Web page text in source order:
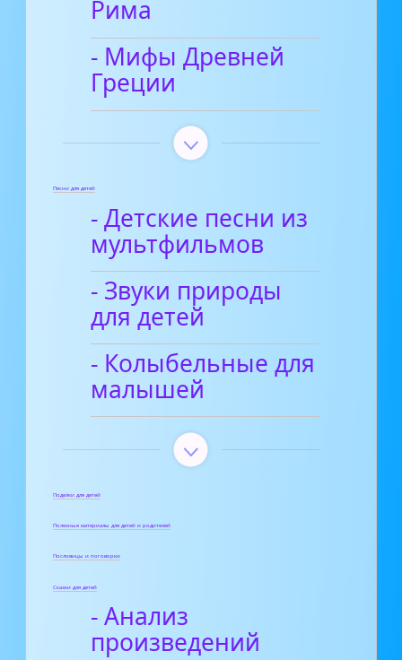
Рима
- Мифы Древней
Греции
Песни для детей
- Детские песни из
мультфильмов
- Звуки природы
для детей
- Колыбельные для
малышей
Поделки для детей
Полезные материалы для детей и родителей
Пословицы и поговорки
Сказки для детей
- Анализ
произведений